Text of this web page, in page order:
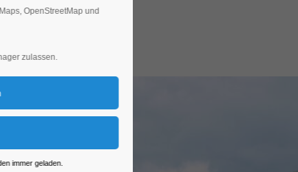
OpenStreetMap und
zulassen.
immer geladen.